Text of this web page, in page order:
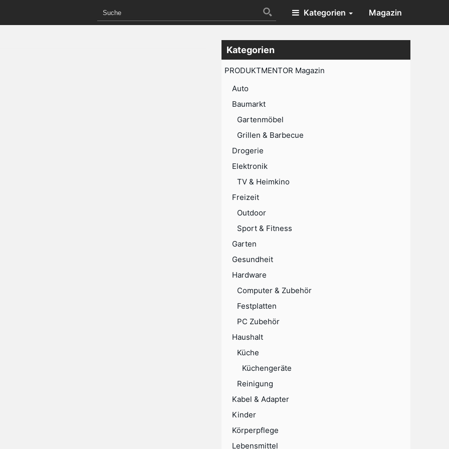
Kategorien Magazin
Kategorien
PRODUKTMENTOR Magazin
Auto
Baumarkt
Gartenmöbel
Grillen & Barbecue
Drogerie
Elektronik
TV & Heimkino
Freizeit
Outdoor
Sport & Fitness
Garten
Gesundheit
Hardware
Computer & Zubehör
Festplatten
PC Zubehör
Haushalt
Küche
Küchengeräte
Reinigung
Kabel & Adapter
Kinder
Körperpflege
Lebensmittel